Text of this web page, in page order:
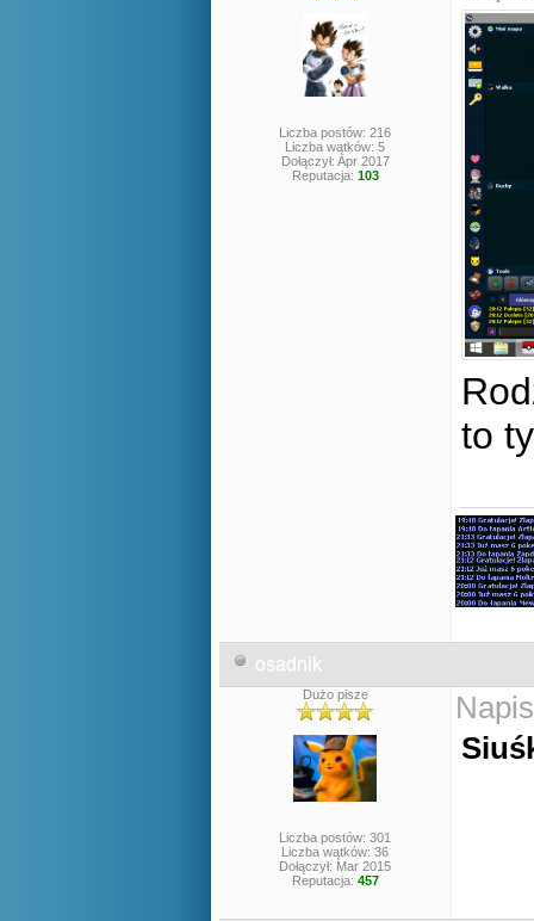
Liczba postów: 216
Liczba wątków: 5
Dołączył: Apr 2017
Reputacja: 103
to
osadnik
Dużo pisze
Liczba postów: 301
Liczba wątków: 36
Dołączył: Mar 2015
Reputacja: 457